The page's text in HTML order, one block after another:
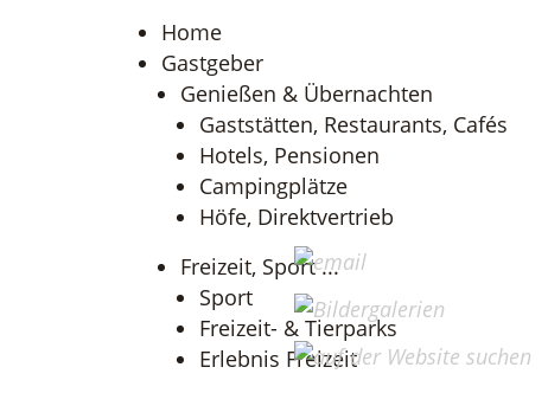
Home
Gastgeber
Genießen & Übernachten
Gaststätten, Restaurants, Cafés
Hotels, Pensionen
Campingplätze
Höfe, Direktvertrieb
Freizeit, Sport ...
Sport
Freizeit- & Tierparks
Erlebnis Freizeit